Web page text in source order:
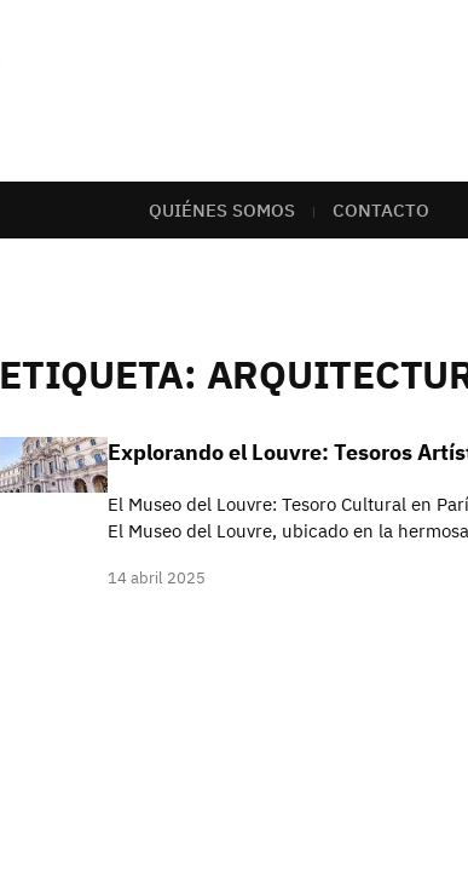
QUIÉNES SOMOS CONTACTO
ETIQUETA:
Explorando el Louvre: Tesoros
El Museo del Louvre: Tesoro Cultural en
El Museo del Louvre, ubicado en la
14 abril 2025